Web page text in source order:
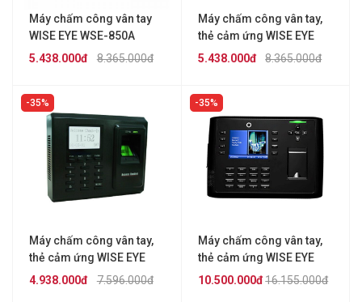
Máy chấm công vân tay
WISE EYE WSE-850A
8.365.000đ
5.438.000đ
Máy chấm công vân tay,
thẻ cảm ứng WISE EYE
510A
8.365.000đ
5.438.000đ
35%
Máy chấm công vân tay,
thẻ cảm ứng WISE EYE
702S
7.596.000đ
4.938.000đ
35%
Máy chấm công vân tay,
thẻ cảm ứng WISE EYE
810A
16.155.000đ
10.500.000đ